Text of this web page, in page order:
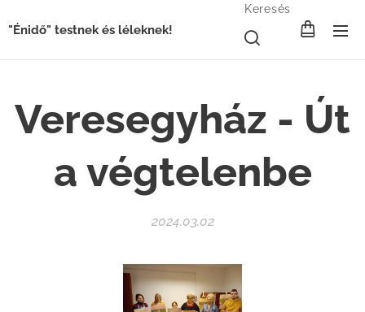
"Énidő" testnek és léleknek!
Keresés
Veresegyház - Út
a végtelenbe
2024.03.02